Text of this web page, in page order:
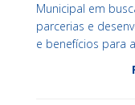
Municipal em
parcerias e
e benefícios para